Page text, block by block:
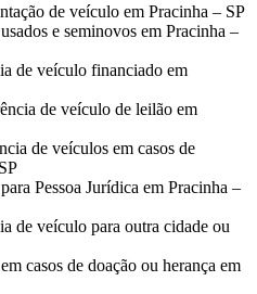
de veículo em Pracinha – SP
e seminovos em Pracinha –
de veículo financiado em
de veículo de leilão em
de veículos em casos de
Pessoa Jurídica em Pracinha –
de veículo para outra cidade ou
casos de doação ou herança em